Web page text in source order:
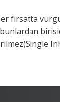
fırsatta